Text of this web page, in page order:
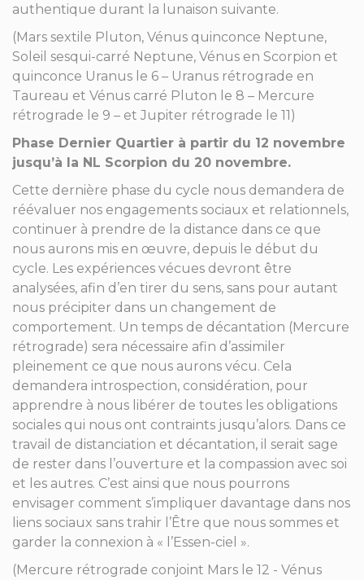
authentique durant la lunaison suivante.
(Mars sextile Pluton, Vénus quinconce Neptune,
Soleil sesqui-carré Neptune, Vénus en Scorpion et
quinconce Uranus le 6 – Uranus rétrograde en
Taureau et Vénus carré Pluton le 8 – Mercure
rétrograde le 9 – et Jupiter rétrograde le 11)
Phase Dernier Quartier à partir du 12 novembre
jusqu’à la NL Scorpion du 20 novembre.
Cette dernière phase du cycle nous demandera de
réévaluer nos engagements sociaux et relationnels,
continuer à prendre de la distance dans ce que
nous aurons mis en œuvre, depuis le début du
cycle. Les expériences vécues devront être
analysées, afin d’en tirer du sens, sans pour autant
nous précipiter dans un changement de
comportement. Un temps de décantation (Mercure
rétrograde) sera nécessaire afin d’assimiler
pleinement ce que nous aurons vécu. Cela
demandera introspection, considération, pour
apprendre à nous libérer de toutes les obligations
sociales qui nous ont contraints jusqu’alors. Dans ce
travail de distanciation et décantation, il serait sage
de rester dans l’ouverture et la compassion avec soi
et les autres. C’est ainsi que nous pourrons
envisager comment s’impliquer davantage dans nos
liens sociaux sans trahir l’Être que nous sommes et
garder la connexion à « l’Essen-ciel ».
(Mercure rétrograde conjoint Mars le 12 - Vénus